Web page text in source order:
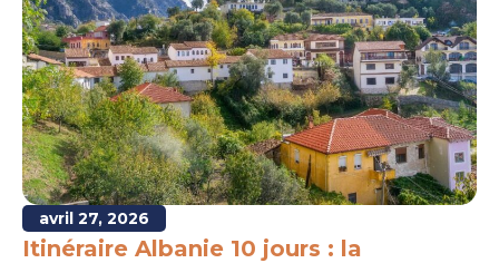
avril 27, 2026
Itinéraire Albanie 10 jours : la